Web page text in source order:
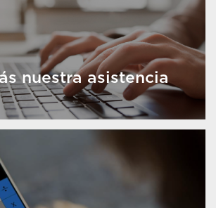
nuestra asistencia